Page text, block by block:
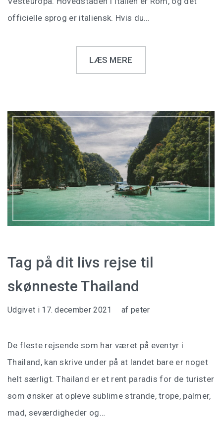
officielle sprog er italiensk. Hvis du…
LÆS MERE
Tag på dit livs rejse til
skønneste Thailand
Udgivet i 17. december 2021 af peter
De fleste rejsende som har været på eventyr i
Thailand, kan skrive under på at landet bare er noget
helt særligt. Thailand er et rent paradis for de turister
som ønsker at opleve sublime strande, trope, palmer,
mad, seværdigheder og…